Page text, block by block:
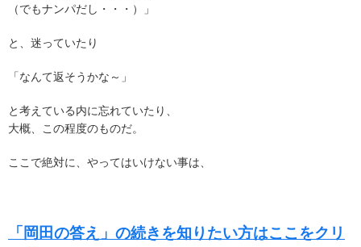
（でもナンパだし・・・）」
と、迷っていたり
「なんて返そうかな～」
と考えている内に忘れていたり、
大概、この程度のものだ。
ここで絶対に、やってはいけない事は、
「岡田の答え」の続きを知りたい方はここをクリ